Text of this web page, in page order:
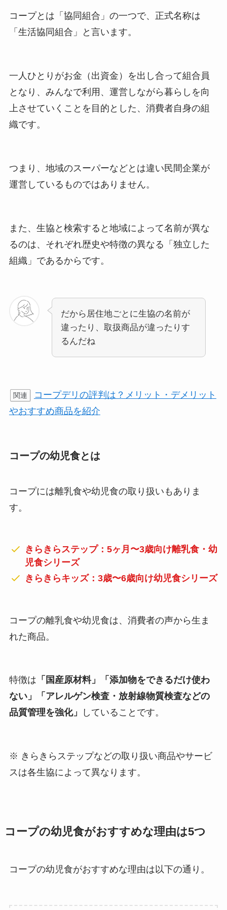
コープとは「協同組合」の一つで、正式名称は
「生活協同組合」と言います。
一人ひとりがお金（出資金）を出し合って組合員
となり、みんなで利用、運営しながら暮らしを向
上させていくことを目的とした、消費者自身の組
織です。
つまり、地域のスーパーなどとは違い民間企業が
運営しているものではありません。
また、生協と検索すると地域によって名前が異な
るのは、それぞれ歴史や特徴の異なる「独立した
組織」であるからです。
だから居住地ごとに生協の名前が
違ったり、取扱商品が違ったりす
るんだね
関連
コープデリの評判は？メリット・デメリット
やおすすめ商品を紹介
コープの幼児食とは
コープには離乳食や幼児食の取り扱いもありま
す。
きらきらステップ：5ヶ月〜3歳向け離乳食・幼
児食シリーズ
きらきらキッズ：3歳〜6歳向け幼児食シリーズ
コープの離乳食や幼児食は、消費者の声から生ま
れた商品。
特徴は 「国産原材料」「添加物をできるだけ使わ
ない」「アレルゲン検査・放射線物質検査などの
品質管理を強化」
していることです。
※ きらきらステップなどの取り扱い商品やサービ
スは各生協によって異なります。
コープの幼児食がおすすめな理由は5つ
コープの幼児食がおすすめな理由は以下の通り。